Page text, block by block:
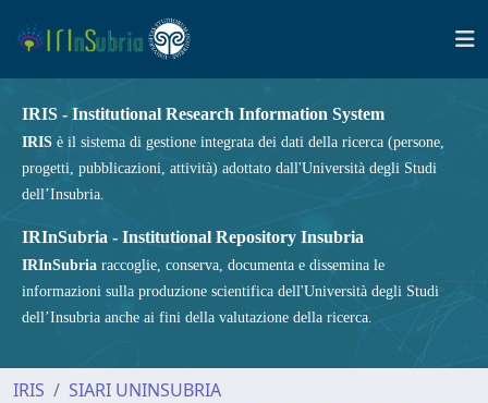
IRIS - Institutional Research Information System
IRIS è il sistema di gestione integrata dei dati della ricerca (persone,
progetti, pubblicazioni, attività) adottato dall'Università degli Studi
dell’Insubria.
IRInSubria - Institutional Repository Insubria
IRInSubria raccoglie, conserva, documenta e dissemina le
informazioni sulla produzione scientifica dell'Università degli Studi
dell’Insubria anche ai fini della valutazione della ricerca.
IRIS
SIARI UNINSUBRIA